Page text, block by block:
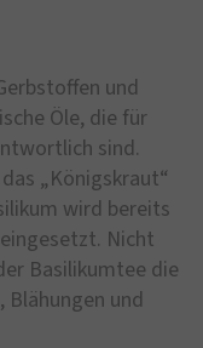
und
Öle, die für
sind.
„Königskraut“
wird bereits
Nicht
Basilikumtee die
und